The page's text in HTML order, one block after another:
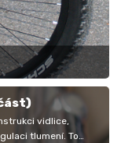
vidlice,
tlumení. To